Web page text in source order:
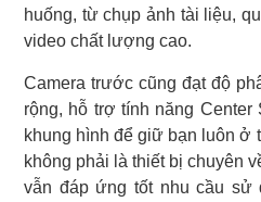
huống, từ chụp ảnh tài liệu,
video chất lượng cao.
Camera trước cũng đạt độ
rộng, hỗ trợ tính năng Center
khung hình để giữ bạn luôn ở
không phải là thiết bị chuyên
vẫn đáp ứng tốt nhu cầu sử